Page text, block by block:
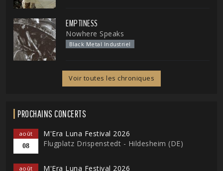
EMPTINESS
Nowhere Speaks
Black Metal Industriel
Voir toutes les chroniques
PROCHAINS CONCERTS
août
08
M'Era Luna Festival 2026
Flugplatz Drispenstedt - Hildesheim (DE)
août
M'Era Luna Festival 2026